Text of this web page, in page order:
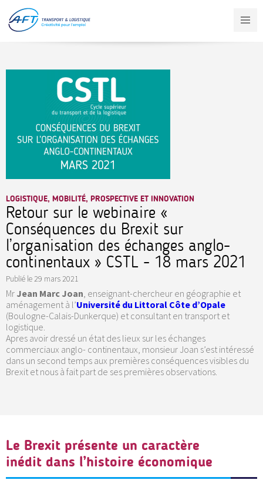
contenu
principal
LOGISTIQUE, MOBILITÉ, PROSPECTIVE ET INNOVATION
Retour sur le webinaire «
Conséquences du Brexit sur
l’organisation des échanges anglo-
continentaux » CSTL - 18 mars 2021
Publié le 29 mars 2021
Mr Jean Marc Joan, enseignant-chercheur en géographie et
aménagement à l’Université du Littoral Côte d’Opale
(Boulogne-Calais-Dunkerque) et consultant en transport et
logistique.
Apres avoir dressé un état des lieux sur les échanges
commerciaux anglo- continentaux, monsieur Joan s’est intéressé
dans un second temps aux premières conséquences visibles du
Brexit et nous à fait part de ses premières observations.
Le Brexit présente un caractère
inédit dans l’histoire économique